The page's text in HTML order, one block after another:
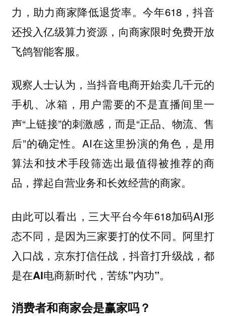
力，助力商家降低退货率。今年618，抖音
还投入亿级算力资源，向商家限时免费开放
飞鸽智能客服。
观察人士认为，当抖音电商开始卖几千元的
手机、冰箱，用户需要的不是直播间里一
声“上链接”的刺激感，而是“正品、物流、售
后”的确定性。AI在这里扮演的角色，是用
算法和技术手段筛选出最值得被推荐的商
品，撑起自营业务和长效经营的商家。
由此可以看出，三大平台今年618加码AI形
态不同，是因为三家要打的仗不同。 阿里打
入口战，京东打信任战，抖音打升级战，都
是在AI电商新时代，苦练”内功”。
消费者和商家会是赢家吗？